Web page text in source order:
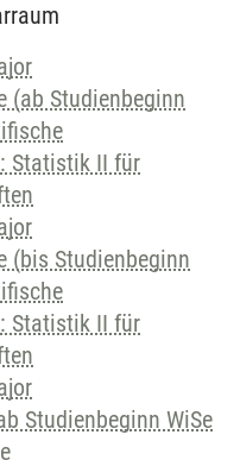
(ab Studienbeginn
Statistik II für
(bis Studienbeginn
Statistik II für
Studienbeginn WiSe